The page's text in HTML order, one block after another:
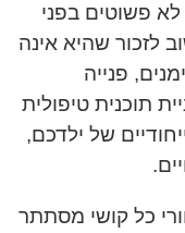
פשוטים בפני
לזכור שהיא אינה
פנייה
תוכנית טיפולית
של ילדכם,
כל קושי מסתתר